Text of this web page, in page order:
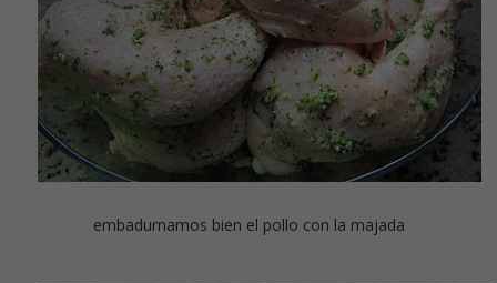
embadurnamos bien el pollo con la majada